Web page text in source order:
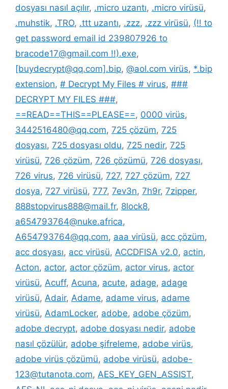
dosyası nasıl açılır, .micro uzantı, .micro virüsü,
.muhstik, .TRO, .ttt uzantı, .zzz, .zzz virüsü, (!! to
get password email id 239807926 to
bracode17@gmail.com !!).exe,
[buydecrypt@qq.com].bip, @aol.com virüs, *.bip
extension, # Decrypt My Files # virus, ###
DECRYPT MY FILES ###,
==READ==THIS==PLEASE==, 0000 virüs,
3442516480@qq.com, 725 çözüm, 725
dosyası, 725 dosyası oldu, 725 nedir, 725
virüsü, 726 çözüm, 726 çözümü, 726 dosyası,
726 virus, 726 virüsü, 727, 727 çözüm, 727
dosya, 727 virüsü, 777, 7ev3n, 7h9r, 7zipper,
888stopvirus888@mail.fr, 8lock8,
a654793764@nuke.africa,
A654793764@qq.com, aaa virüsü, acc çözüm,
acc dosyası, acc virüsü, ACCDFISA v2.0, actin,
Acton, actor, actor çözüm, actor virus, actor
virüsü, Acuff, Acuna, acute, adage, adage
virüsü, Adair, Adame, adame virus, adame
virüsü, AdamLocker, adobe, adobe çözüm,
adobe decrypt, adobe dosyası nedir, adobe
nasıl çözülür, adobe şifreleme, adobe virüs,
adobe virüs çözümü, adobe virüsü, adobe-
123@tutanota.com, AES_KEY_GEN_ASSIST,